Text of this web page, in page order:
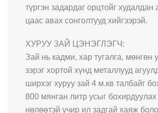
түргэн задардаг орцтойг худалдан
цаас авах сонголтууд хийгээрэй.
ХУРУУ ЗАЙ ЦЭНЭГЛЭГЧ:
Зай нь кадми, хар тугалга, мөнгөн
зэрэг хортой хүнд металлууд
ширхэг хуруу зай 4 м.кв талбайг
800 мянган литр усыг бохирдуулах
нөлөөтэй учир ил задгай хаяж